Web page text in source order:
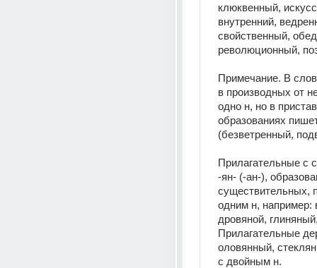
клюквенный,
внутренний,
свойственный,
революционный,
Примечание. В
в производных от
одно н, но в
образованиях
(безветренный,
Прилагательные с
-ян- (-ан-),
существительных,
одним н, например:
дровяной,
Прилагательные
оловянный,
с двойным н.